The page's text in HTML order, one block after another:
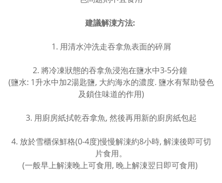
建議解涷方法:
1. 用清水沖洗走吞拿魚表面的碎屑
2. 將冷凍狀態的吞拿魚浸泡在鹽水中3-5分鐘
(鹽水: 1升水中加2湯匙鹽, 大約海水的濃度. 鹽水有幫助發色
及鎖住味道的作用)
3. 用廚房紙拭乾吞拿魚, 然後再用新的廚房紙包起
4. 放於雪櫃保鮮格(0-4度)慢慢解涷約8小時, 解涷後即可切
片食用。
(一般早上解涷晚上可食用, 晚上解涷翌日即可食用)